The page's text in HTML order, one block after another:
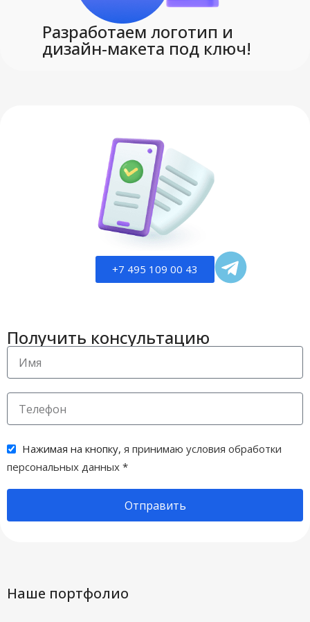
Разработаем логотип и
дизайн-макета под ключ!
+7 495 109 00 43
Получить консультацию
Нажимая на кнопку, я принимаю условия обработки
персональных данных *
Отправить
Наше портфолио